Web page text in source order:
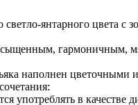
светло-янтарного цвета с
гармоничным,
наполнен цветочными
употреблять в